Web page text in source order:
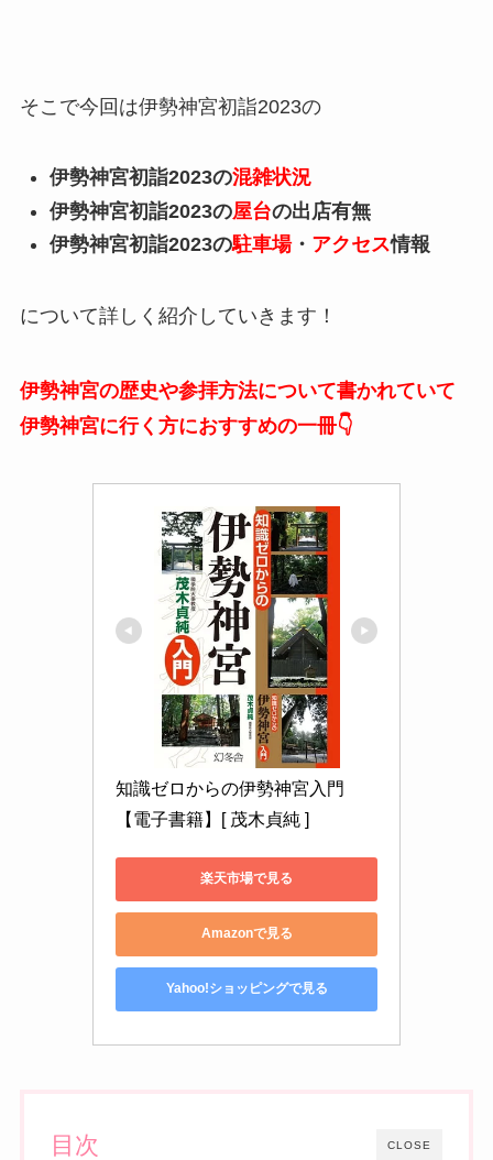
そこで今回は伊勢神宮初詣2023の
伊勢神宮初詣2023の混雑状況
伊勢神宮初詣2023の屋台の出店有無
伊勢神宮初詣2023の駐車場・ アクセス情報
について詳しく紹介していきます！
伊勢神宮の歴史や参拝方法について書かれていて
伊勢神宮に行く方におすすめの一冊👇
知識ゼロからの伊勢神宮入門
【電子書籍】[ 茂木貞純 ]
楽天市場で見る
Amazonで見る
Yahoo!ショッピングで見る
CLOSE
目次